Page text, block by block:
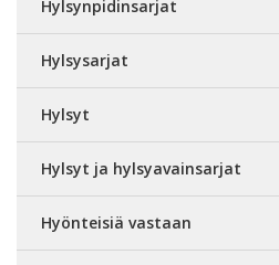
Hylsynpidinsarjat
Hylsysarjat
Hylsyt
Hylsyt ja hylsyavainsarjat
Hyönteisiä vastaan